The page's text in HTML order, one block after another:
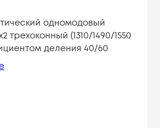
одномодовый
трехоконный (1310/1490/1550
деления 40/60